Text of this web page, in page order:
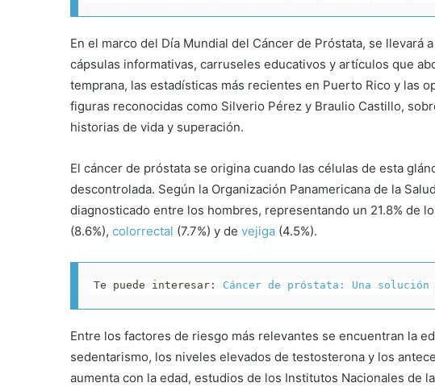
En el marco del Día Mundial del Cáncer de Próstata, se llevará
cápsulas informativas, carruseles educativos y artículos que
temprana, las estadísticas más recientes en Puerto Rico y las
figuras reconocidas como Silverio Pérez y Braulio Castillo,
historias de vida y superación.
El cáncer de próstata se origina cuando las células de esta
descontrolada. Según la Organización Panamericana de la
diagnosticado entre los hombres, representando un 21.8% de
(8.6%), colorrectal (7.7%) y de vejiga (4.5%).
Te puede interesar: Cáncer de próstata: Una
Entre los factores de riesgo más relevantes se encuentran la
sedentarismo, los niveles elevados de testosterona y los
aumenta con la edad, estudios de los Institutos Nacionales de